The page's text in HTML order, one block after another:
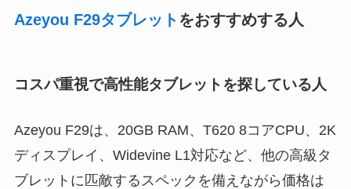
Azeyou F29タブレット をおすすめする人
コスパ重視で高性能タブレットを探している人
Azeyou F29は、20GB RAM、T620 8コアCPU、2K
ディスプレイ、Widevine L1対応など、他の高級タ
ブレットに匹敵するスペックを備えながら価格は